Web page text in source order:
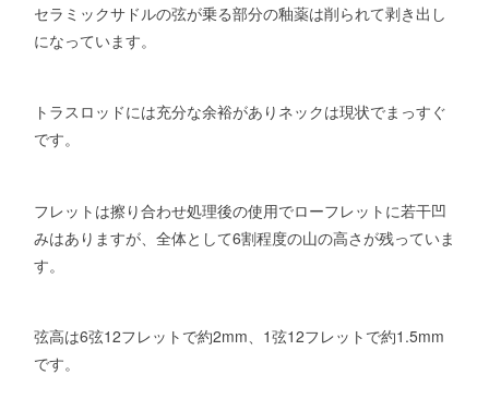
セラミックサドルの弦が乗る部分の釉薬は削られて剥き出し
になっています。
トラスロッドには充分な余裕がありネックは現状でまっすぐ
です。
フレットは擦り合わせ処理後の使用でローフレットに若干凹
みはありますが、全体として6割程度の山の高さが残っていま
す。
弦高は6弦12フレットで約2mm、1弦12フレットで約1.5mm
です。